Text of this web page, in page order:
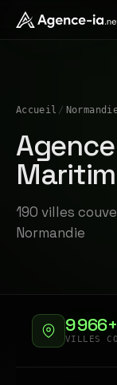
Accueil /
190 villes
Normandie
9 966+
VILLES